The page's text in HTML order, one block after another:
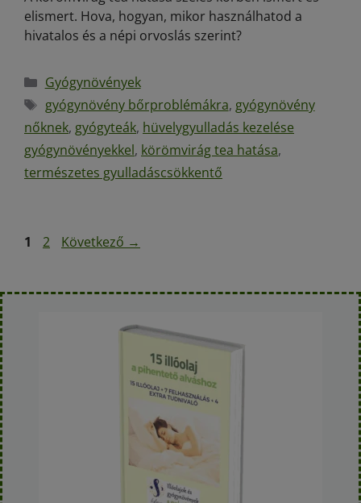
elismert. Hova, hogyan, mikor használhatod a
hivatalos és a népi orvoslás szerint?
Gyógynövények
gyógynövény bőrproblémákra, gyógynövény
nőknek, gyógyteák, hüvelygyulladás kezelése
gyógynövényekkel, körömvirág tea hatása,
természetes gyulladáscsökkentő
1 2 Következő →